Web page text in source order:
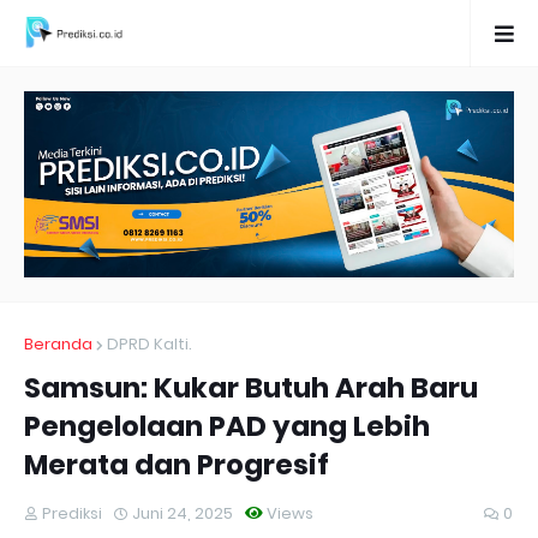
Beranda DPRD Kalti.
Samsun: Kukar Butuh Arah Baru
Pengelolaan PAD yang Lebih
Merata dan Progresif
Prediksi Views
Juni 24, 2025 0